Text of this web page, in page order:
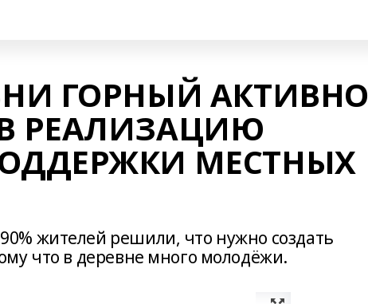
ГОРНЫЙ АКТИВНО
РЕАЛИЗАЦИЮ
МЕСТНЫХ
жителей решили, что нужно создать
что в деревне много молодёжи.